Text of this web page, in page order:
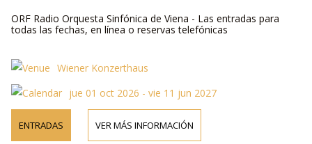
ORF Radio Orquesta Sinfónica de Viena - Las entradas para
todas las fechas, en línea o reservas telefónicas
Wiener Konzerthaus
jue 01 oct 2026 - vie 11 jun 2027
ENTRADAS VER MÁS INFORMACIÓN